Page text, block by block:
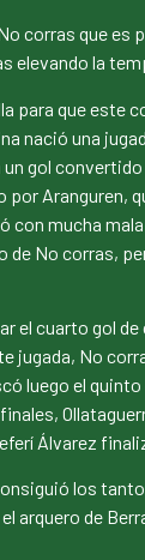
corras que
elevando la
que este
nació una
gol
Aranguren,
con mucha
No corras,
cuarto gol
jugada, No
luego el
Álvarez
los
arquero de